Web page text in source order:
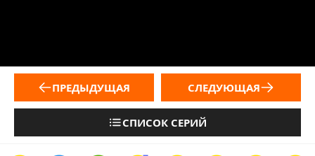
ПРЕДЫДУЩАЯ
СПИСОК СЕРИЙ
СЛЕДУЮЩАЯ